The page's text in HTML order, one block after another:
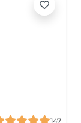
147